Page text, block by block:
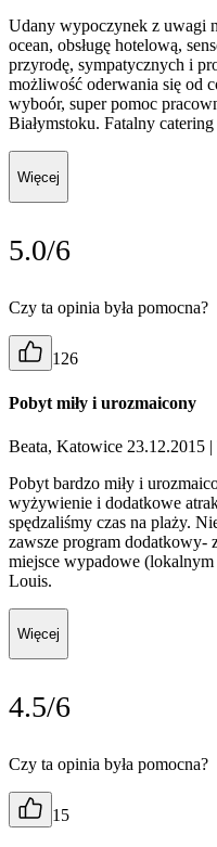
Udany wypoczynek z uwagi
ocean, obsługę hotelową,
przyrodę, sympatycznych i
możliwość oderwania się od
wyboór, super pomoc
Białymstoku. Fatalny
Więcej
5.0/6
Czy ta opinia była pomocna?
126
Pobyt miły i urozmaicony
Beata, Katowice 23.12.2015
Pobyt bardzo miły i
wyżywienie i dodatkowe
spędzaliśmy czas na plaży.
zawsze program dodatkowy-
miejsce wypadowe
Louis.
Więcej
4.5/6
Czy ta opinia była pomocna?
15